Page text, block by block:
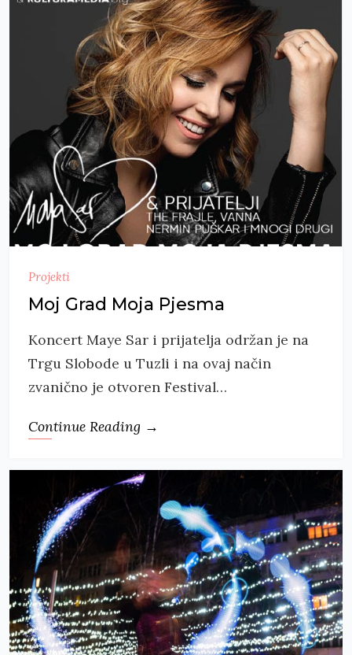
Projekti
Moj Grad Moja Pjesma
Koncert Maye Sar i prijatelja održan je na
Trgu Slobode u Tuzli i na ovaj način
zvanično je otvoren Festival…
Continue Reading →